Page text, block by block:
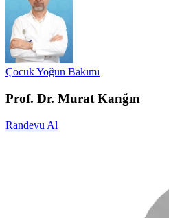
Çocuk Yoğun Bakımı
Prof. Dr. Murat Kanğın
Randevu Al